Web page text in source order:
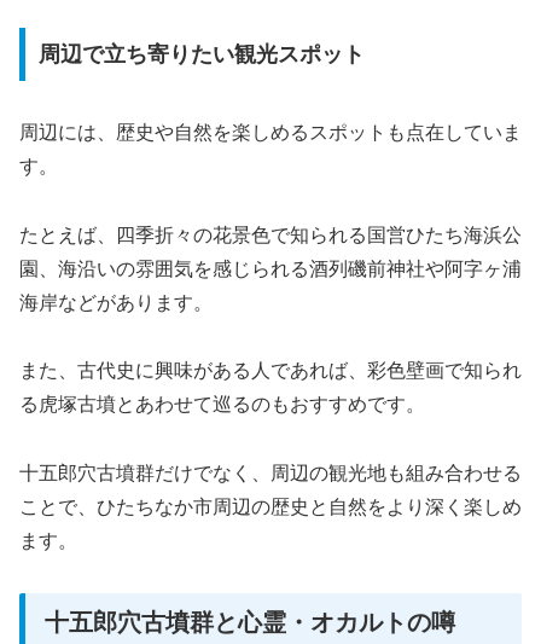
周辺で立ち寄りたい観光スポット
周辺には、歴史や自然を楽しめるスポットも点在していま
す。
たとえば、四季折々の花景色で知られる国営ひたち海浜公
園、海沿いの雰囲気を感じられる酒列磯前神社や阿字ヶ浦
海岸などがあります。
また、古代史に興味がある人であれば、彩色壁画で知られ
る虎塚古墳とあわせて巡るのもおすすめです。
十五郎穴古墳群だけでなく、周辺の観光地も組み合わせる
ことで、ひたちなか市周辺の歴史と自然をより深く楽しめ
ます。
十五郎穴古墳群と心霊・オカルトの噂